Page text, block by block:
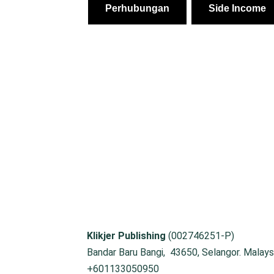
Perhubungan Side Income
Klikjer Publishing (002746251-P)
Bandar Baru Bangi, 43650, Selangor.
+601133050950